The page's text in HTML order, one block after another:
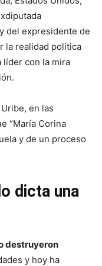
y del expresidente de
la realidad política
líder con la mira
en las
“María Corina
y de un proceso
dicta una
destruyeron
y hoy ha